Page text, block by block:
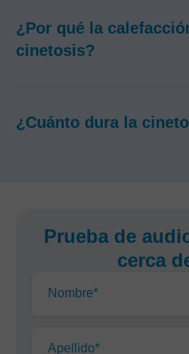
¿Por qué la
cinetosis?
¿Cuánto dura la
Prueba de
cerca
Nombre*
Apellido*